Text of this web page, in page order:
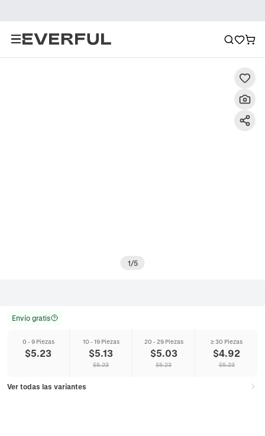
1/5
Envío gratis
0 - 9 Piezas
$5.23
10 - 19 Piezas
$5.13
$5.23
20 - 29 Piezas
$5.03
$5.23
≥ 30 Piezas
$4.92
$5.23
Ver todas las variantes